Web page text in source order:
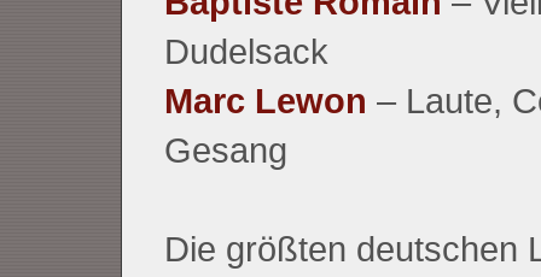
Dudelsack
Marc Lewon – Laute,
Gesang
Die größten deutschen